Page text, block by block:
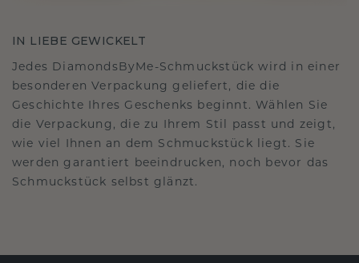
IN LIEBE GEWICKELT
Jedes DiamondsByMe-Schmuckstück wird in einer
besonderen Verpackung geliefert, die die
Geschichte Ihres Geschenks beginnt. Wählen Sie
die Verpackung, die zu Ihrem Stil passt und zeigt,
wie viel Ihnen an dem Schmuckstück liegt. Sie
werden garantiert beeindrucken, noch bevor das
Schmuckstück selbst glänzt.